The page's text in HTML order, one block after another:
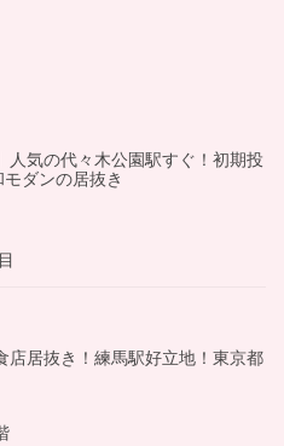
人気の代々木公園駅すぐ！初期投
ダンの居抜き
店居抜き！練馬駅好立地！東京都